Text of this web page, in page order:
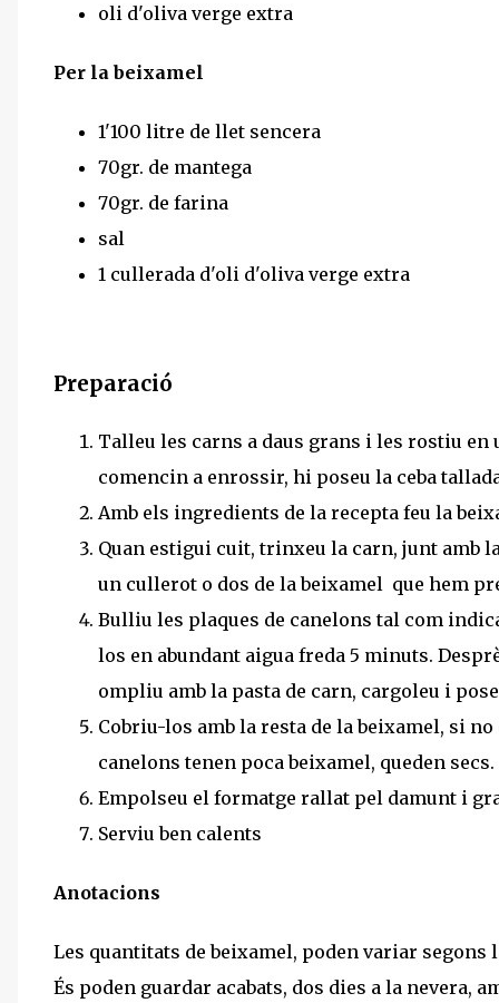
oli d'oliva verge extra
Per la beixamel
1'100 litre de llet sencera
70gr. de mantega
70gr. de farina
sal
1 cullerada d'oli d'oliva verge extra
Preparació
Talleu les carns a daus grans i les rostiu en
comencin a enrossir, hi poseu la ceba
Amb els ingredients de la recepta feu la
Quan estigui cuit, trinxeu la carn, junt amb
un cullerot o dos de la beixamel que hem
Bulliu les plaques de canelons tal com
los en abundant aigua freda 5 minuts.
ompliu amb la pasta de carn, cargoleu i
Cobriu-los amb la resta de la beixamel, si
canelons tenen poca beixamel, queden secs.
Empolseu el formatge rallat pel damunt i
Serviu ben calents
Anotacions
Les quantitats de beixamel, poden variar segons
És poden guardar acabats, dos dies a la nevera,